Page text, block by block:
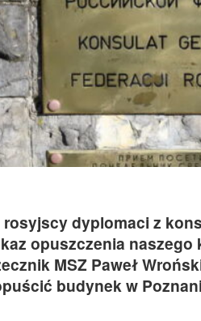
rosyjscy dyplomaci z
opuszczenia naszego
MSZ Paweł
budynek w